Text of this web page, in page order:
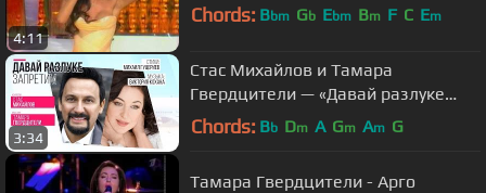
4:11
Chords: Bbm Gb Ebm Bm F C Em
3:34
Стас Михайлов и Тамара
Гвердцители — «Давай разлуке
запретим» (Official Lyric Video)
Chords: Bb Dm A Gm Am G
Тамара Гвердцители - Арго